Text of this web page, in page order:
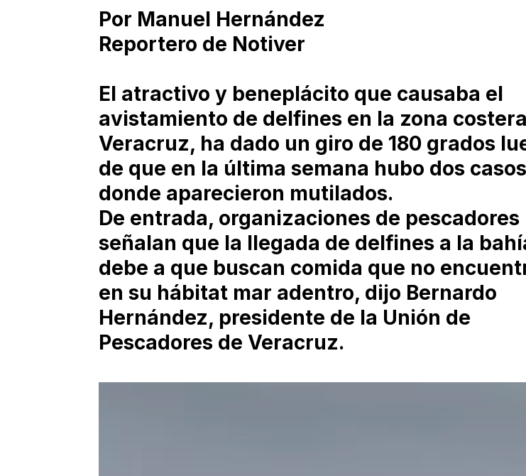
Por Manuel Hernández
Reportero de Notiver
El atractivo y beneplácito que causaba el
avistamiento de delfines en la zona
Veracruz, ha dado un giro de 180 grados
de que en la última semana hubo dos
donde aparecieron mutilados.
De entrada, organizaciones de pescadores
señalan que la llegada de delfines a la
debe a que buscan comida que no
en su hábitat mar adentro, dijo Bernardo
Hernández, presidente de la Unión de
Pescadores de Veracruz.